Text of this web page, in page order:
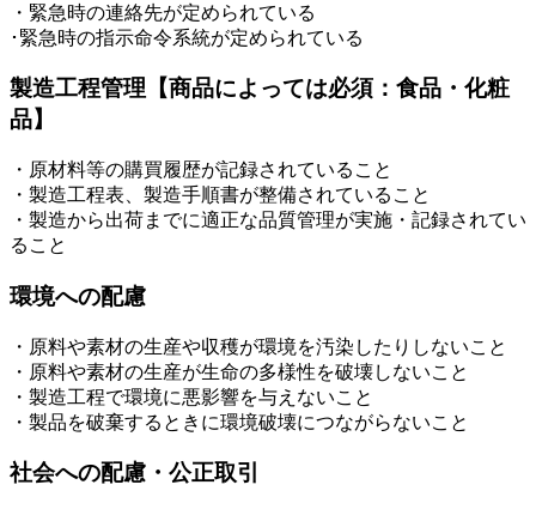
・緊急時の連絡先が定められている
･緊急時の指示命令系統が定められている
製造工程管理【商品によっては必須：食品・化粧
品】
・原材料等の購買履歴が記録されていること
・製造工程表、製造手順書が整備されていること
・製造から出荷までに適正な品質管理が実施・記録されてい
ること
環境への配慮
・原料や素材の生産や収穫が環境を汚染したりしないこと
・原料や素材の生産が生命の多様性を破壊しないこと
・製造工程で環境に悪影響を与えないこと
・製品を破棄するときに環境破壊につながらないこと
社会への配慮・公正取引